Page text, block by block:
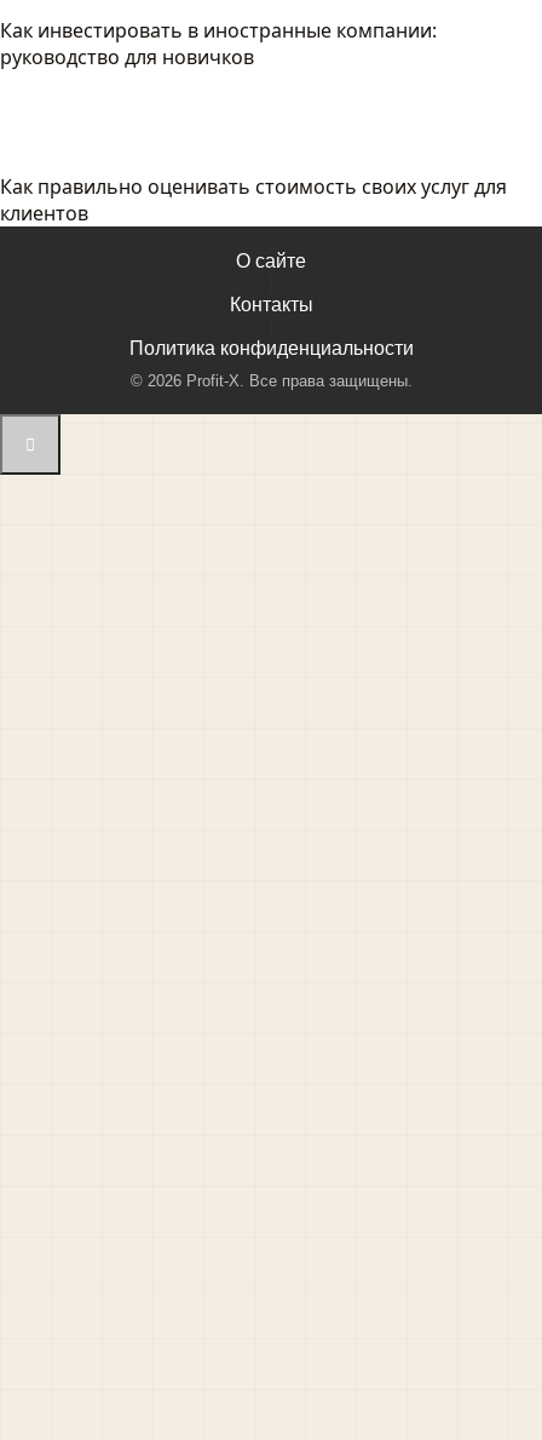
Как инвестировать в иностранные компании:
руководство для новичков
Как правильно оценивать стоимость своих услуг для
клиентов
О сайте
Контакты
Политика конфиденциальности
© 2026Profit-X. Все права защищены.